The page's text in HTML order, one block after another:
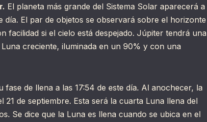
El planeta más grande del Sistema Solar aparecerá a
día. El par de objetos se observará sobre el horizonte
facilidad si el cielo está despejado. Júpiter tendrá una
creciente, iluminada en un 90% y con una
fase de llena a las 17:54 de este día. Al anochecer, la
21 de septiembre. Esta será la cuarta Luna llena del
Se dice que la Luna es llena cuando se ubica en el